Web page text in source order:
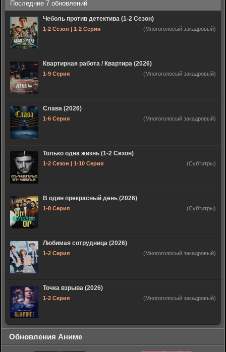
Чеболь против детектива (1-2 Сезон)
1-2 Сезон | 1-2 Серия (Многоголосый закадровый)
Квартирная работа / Квартира (2026)
1-9 Серия (Многоголосый закадровый)
Слава (2026)
1-6 Серия (Многоголосый закадровый)
Только одна жизнь (1-2 Сезон)
1-2 Сезон | 1-10 Серия (Субтитры)
В один прекрасный день (2026)
1-8 Серия (Субтитры)
Любимая сотрудница (2026)
1-2 Серия (Многоголосый закадровый)
Точка взрыва (2026)
1-2 Серия (Многоголосый закадровый)
Обновления Аниме